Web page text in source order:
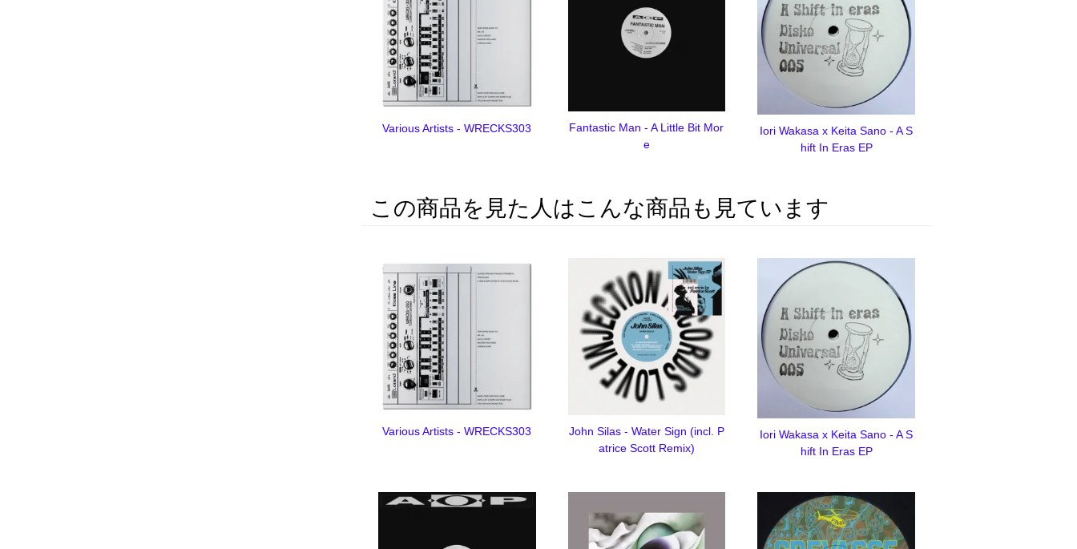
Various Artists - WRECKS303
Fantastic Man - A Little Bit Mor
e
Iori Wakasa x Keita Sano - A S
hift In Eras EP
この商品を見た人はこんな商品も見ています
Various Artists - WRECKS303
John Silas - Water Sign (incl. P
atrice Scott Remix)
Iori Wakasa x Keita Sano - A S
hift In Eras EP